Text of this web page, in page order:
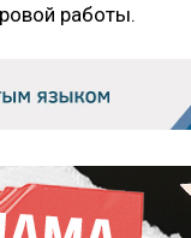
работы.